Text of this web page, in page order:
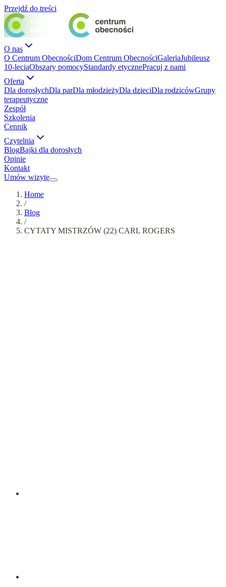
Przejdź do treści
O nas
O Centrum ObecnościDom Centrum ObecnościGaleriaJubileusz
10-leciaObszary pomocyStandardy etycznePracuj z nami
Oferta
Dla dorosłychDla parDla młodzieżyDla dzieciDla rodzicówGrupy
terapeutyczne
Zespół
Szkolenia
Cennik
Czytelnia
BlogBajki dla dorosłych
Opinie
Kontakt
Umów wizytę
Home
/
Blog
/
CYTATY MISTRZÓW (22) CARL ROGERS